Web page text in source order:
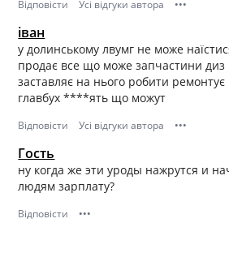
Відповісти Усі відгуки автора •••
іван
у долинському лвумг не може
продає все що може запчастини
заставляє на нього робити ремонтує
главбух ****ять що можут
Відповісти Усі відгуки автора •••
Гость
ну когда же эти уроды нажрутся и
людям зарплату?
Відповісти •••